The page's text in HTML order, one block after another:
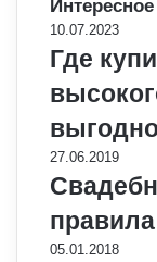
Интересное
10.07.2023
Где
27.06.2019
05.01.2018